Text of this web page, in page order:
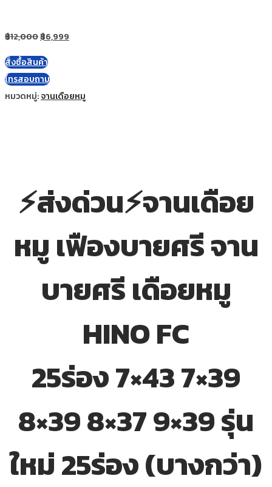
฿12,000฿6,999
สั่งซื้อสินค้า
โทรสอบถาม
หมวดหมู่:จานเดือยหมู
⚡ส่งด่วน⚡จานเดือย
หมู เฟืองบายศรี จาน
บายศรี เดือยหมู
HINO FC
25ร่อง 7×43 7×39
8×39 8×37 9×39 รุ่น
ใหม่ 25ร่อง (บางกว่า)